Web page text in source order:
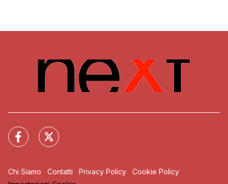
Chi Siamo Contatti Privacy Policy
Cookie Policy